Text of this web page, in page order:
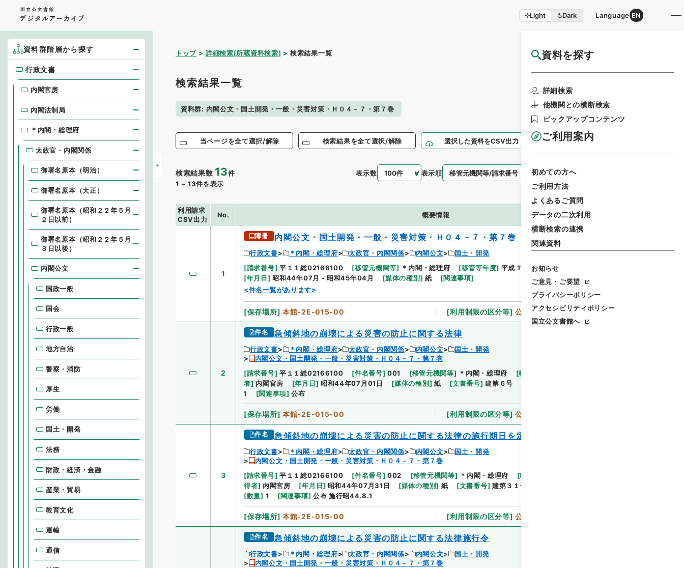
Light Dark Language EN
資料を探す
詳細検索
他機関との横断検索
ピックアップコンテンツ
ご利用案内
初めての方へ
ご利用方法
よくあるご質問
データの二次利用
横断検索の連携
関連資料
お知らせ
ご意見・ご要望
プライバシーポリシー
アクセシビリティポリシー
国立公文書館へ
トップ 詳細検索[所蔵資料検索] 検索結果一覧 国立公文書館HP利用案内
検索結果一覧
資料群: 内閣公文・国土開発・一般・災害対策・Ｈ０４－７・第７巻
当ページを全て選択/解除 検索結果を全て選択/解除 選択した資料をCSV出力 選択した資料を利用請求
検索結果数 13件
1 ~ 13件を表示
表示数 表示順 表示スタイル
利用請求
CSV出力
No. 概要情報
1
簿冊 内閣公文・国土開発・一般・災害対策・Ｈ０４－７・第７巻
行政文書 ＊内閣・総理府 太政官・内閣関係 内閣公文
国土・開発
[請求番号] 平１１総02166100 [移管元機関等] ＊内閣・総理府 [移管等年度] 平成 11 [作成・取得者
[年月日] 昭和44年07月 - 昭和45年04月 [媒体の種別 ] 紙 [関連事項]
<件名一覧があります>
[保存場所] 本館-2E-015-00 [利用制限の区分等] 公開
2
件名 急傾斜地の崩壊による災害の防止に関する法律
行政文書 ＊内閣・総理府 太政官・内閣関係 内閣公文
国土・開発
内閣公文・国土開発・一般・災害対策・Ｈ０４－７・第７巻
[請求番号] 平１１総02166100 [件名番号] 001 [移管元機関等] ＊内閣・総理府 [移管等年度
者] 内閣官房 [年月日] 昭和44年07月01日 [媒体の種別 ] 紙 [文書番号] 建第６号
1
[関連事項] 公布
[保存場所] 本館-2E-015-00 [利用制限の区分等] 公開
3
件名 急傾斜地の崩壊による災害の防止に関する法律の施行期日を定める政令
行政文書 ＊内閣・総理府 太政官・内閣関係 内閣公文
国土・開発
内閣公文・国土開発・一般・災害対策・Ｈ０４－７・第７巻
[請求番号] 平１１総02166100 [件名番号] 002 [移管元機関等] ＊内閣・総理府 [移管等年度
得者] 内閣官房 [年月日] 昭和44年07月31日 [媒体の種別] 紙 [文書番号] 建第３１号
[数量] 1 [関連事項] 公布 施行昭44.8.1
[保存場所] 本館-2E-015-00 [利用制限の区分等] 公開
件名 急傾斜地の崩壊による災害の防止に関する法律施行令
行政文書 ＊内閣・総理府 太政官・内閣関係 内閣公文
国土・開発
内閣公文・国土開発・一般・災害対策・Ｈ０４－７・第７巻
資料群階層から探す
行政文書
行政文書
内閣官房
内閣法制局
＊内閣・総理府
太政官・内閣関係
御署名原本（明治）
御署名原本（大正）
御署名原本（昭和２２年５月
２日以前）
御署名原本（昭和２２年５月
３日以後）
内閣公文
国政一般
国会
行政一般
地方自治
警察・消防
厚生
労働
国土・開発
法務
財政・経済・金融
産業・貿易
教育文化
運輸
通信